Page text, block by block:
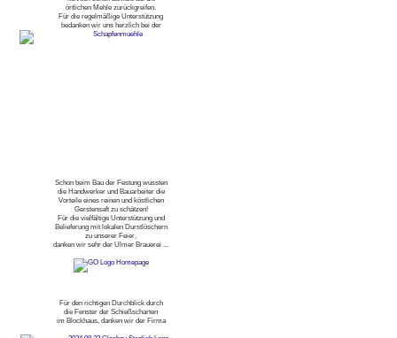
örtlichen Mehle zurückgreifen.
Für die regelmäßige Unterstützung
bedanken wir uns herzlich bei der
Schon beim Bau der Festung wussten
die Handwerker und Bauarbeiter die
Vorteile eines reinen und köstlichen
Gerstensaft zu schätzen!
Für die vielfältige Unterstützung und
Belieferung mit lokalen Durstlöschern
zu unserer Feier,
danken wir sehr der Ulmer Brauerei ...
Für den richtigen Durchblick durch
die Fenster der Schießscharten
im Blockhaus, danken wir der Firma